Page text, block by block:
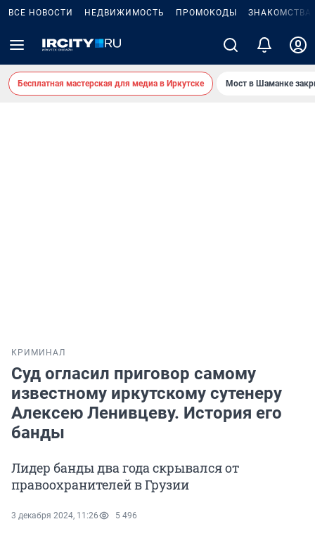
ВСЕ НОВОСТИ НЕДВИЖИМОСТЬ ПРОМОКОДЫ ЗНАКОМСТВА
Бесплатная мастерская для медиа в Иркутске Мост в Шаманке
КРИМИНАЛ
Суд огласил приговор самому
известному иркутскому сутенеру
Алексею Ленивцеву. История его
банды
Лидер банды два года скрывался от
правоохранителей в Грузии
3 декабря 2024, 11:26 5 496